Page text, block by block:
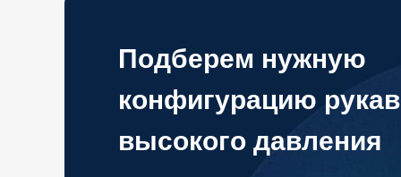
Подберем нужную
конфигурацию
высокого давления